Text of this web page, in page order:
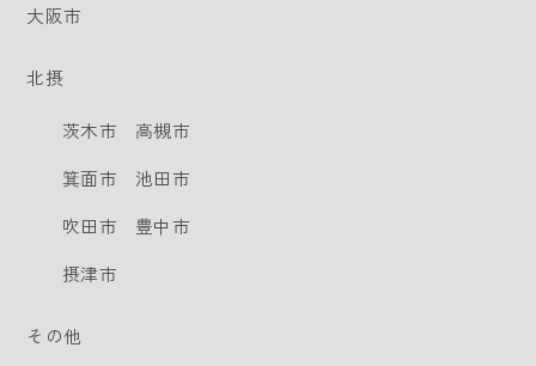
大阪市
北摂
茨木市
高槻市
箕面市
池田市
吹田市
豊中市
摂津市
その他